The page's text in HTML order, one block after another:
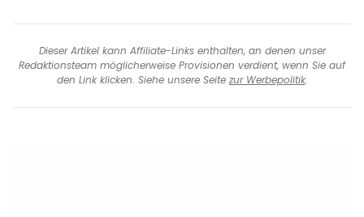
Dieser Artikel kann Affiliate-Links enthalten, an denen unser
Redaktionsteam möglicherweise Provisionen verdient, wenn Sie auf
den Link klicken. Siehe unsere Seite zur Werbepolitik.